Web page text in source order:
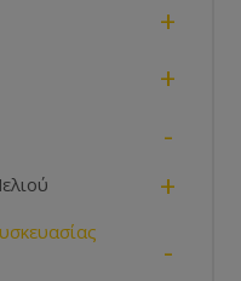
+
+
-
+
-